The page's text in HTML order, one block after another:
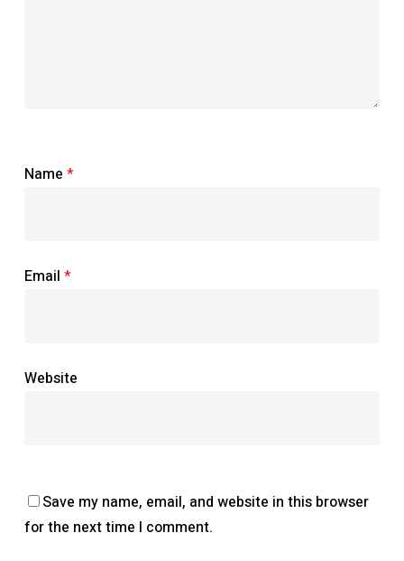
Name *
Email *
Website
Save my name, email, and website in this browser
for the next time I comment.